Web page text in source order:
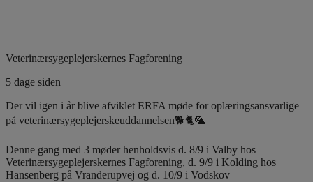
Veterinærsygeplejerskernes Fagforening
5 dage siden
Der vil igen i år blive afviklet ERFA møde for oplæringsansvarlige
på veterinærsygeplejerskeuddannelsen🐕🐈🦜
Denne gang med 3 møder henholdsvis d. 8/9 i Valby hos
Veterinærsygeplejerskernes Fagforening, d. 9/9 i Kolding hos
Hansenberg på Vranderupvej og d. 10/9 i Vodskov